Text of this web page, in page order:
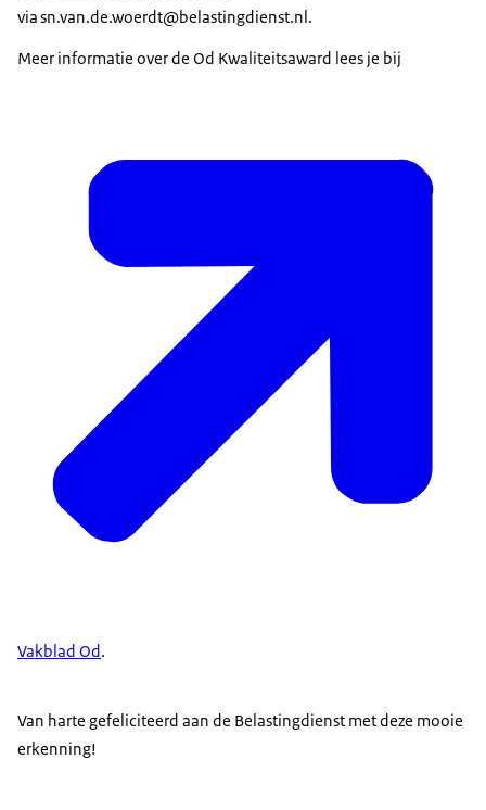
via sn.van.de.woerdt@belastingdienst.nl.
Meer informatie over de Od Kwaliteitsaward lees je bij
Vakblad Od.
Van harte gefeliciteerd aan de Belastingdienst met deze mooie
erkenning!